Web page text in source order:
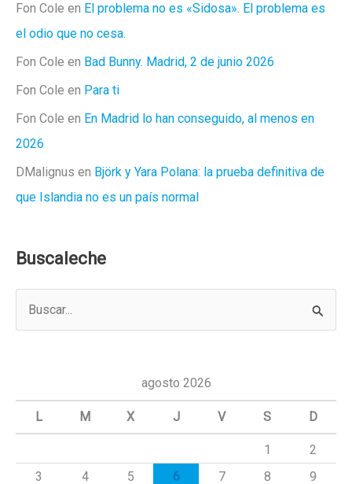
Fon Cole en El problema no es «Sidosa». El problema es
el odio que no cesa.
Fon Cole en Bad Bunny. Madrid, 2 de junio 2026
Fon Cole en Para ti
Fon Cole en En Madrid lo han conseguido, al menos en
2026
DMalignus en Björk y Yara Polana: la prueba definitiva de
que Islandia no es un país normal
Buscaleche
a
agosto 2026
L M X J V S D
1
2
3
4 5 6 7 8 9